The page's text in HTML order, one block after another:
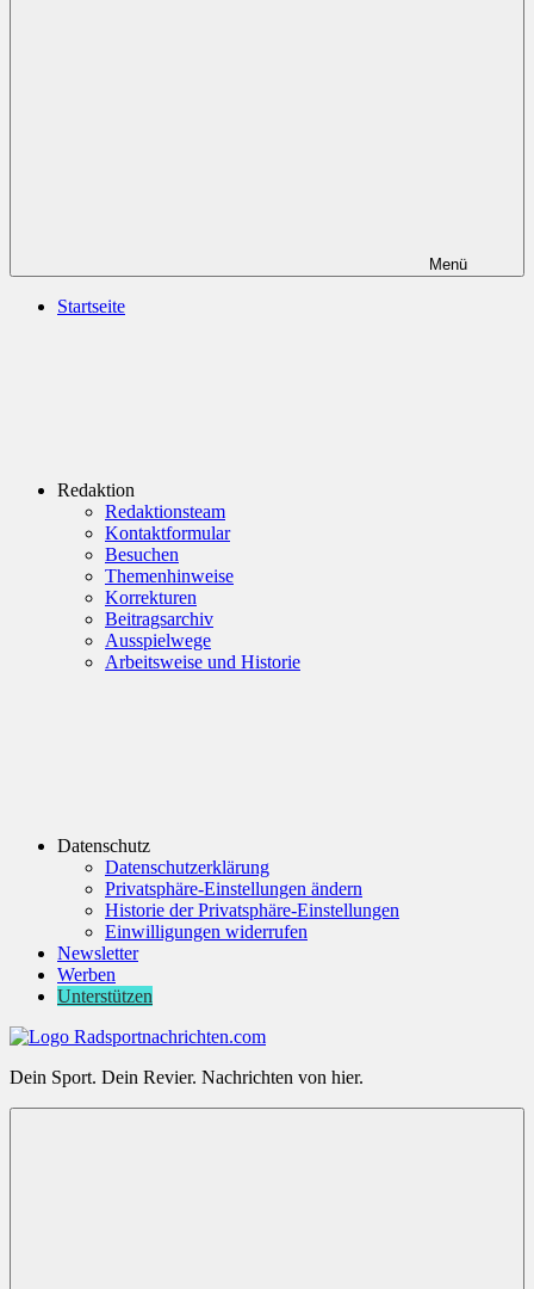
Menü
Startseite
Redaktion
Redaktionsteam
Kontaktformular
Besuchen
Themenhinweise
Korrekturen
Beitragsarchiv
Ausspielwege
Arbeitsweise und Historie
Datenschutz
Datenschutzerklärung
Privatsphäre-Einstellungen ändern
Historie der Privatsphäre-Einstellungen
Einwilligungen widerrufen
Newsletter
Werben
Unterstützen
Radsportnachrichten.com
Dein Sport. Dein Revier. Nachrichten von hier.